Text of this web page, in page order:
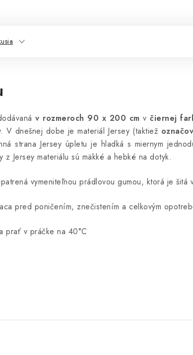
v rozmeroch 90 x 200 cm včiernej
V dnešnej dobe je materiál Jersey (taktiež
strana Jersey úpletu je hladká s miernym
z Jersey materiálu sú mäkké a hebké na dotyk.
vymeniteľnou prádlovou gumou, ktorá je šitá
pred poničením, znečistením a celkovým
prať v práčke na 40°C